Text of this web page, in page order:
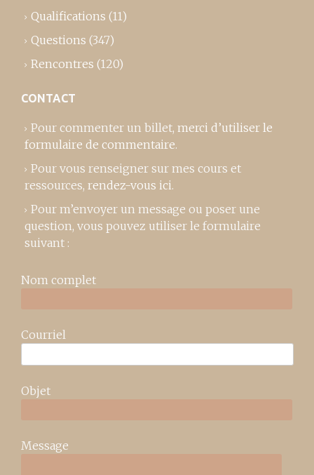
Qualifications (11)
Questions (347)
Rencontres (120)
CONTACT
Pour commenter un billet, merci d’utiliser le
formulaire de commentaire.
Pour vous renseigner sur mes cours et
ressources, rendez-vous ici.
Pour m’envoyer un message ou poser une
question, vous pouvez utiliser le formulaire
suivant :
Nom complet
Courriel
Objet
Message